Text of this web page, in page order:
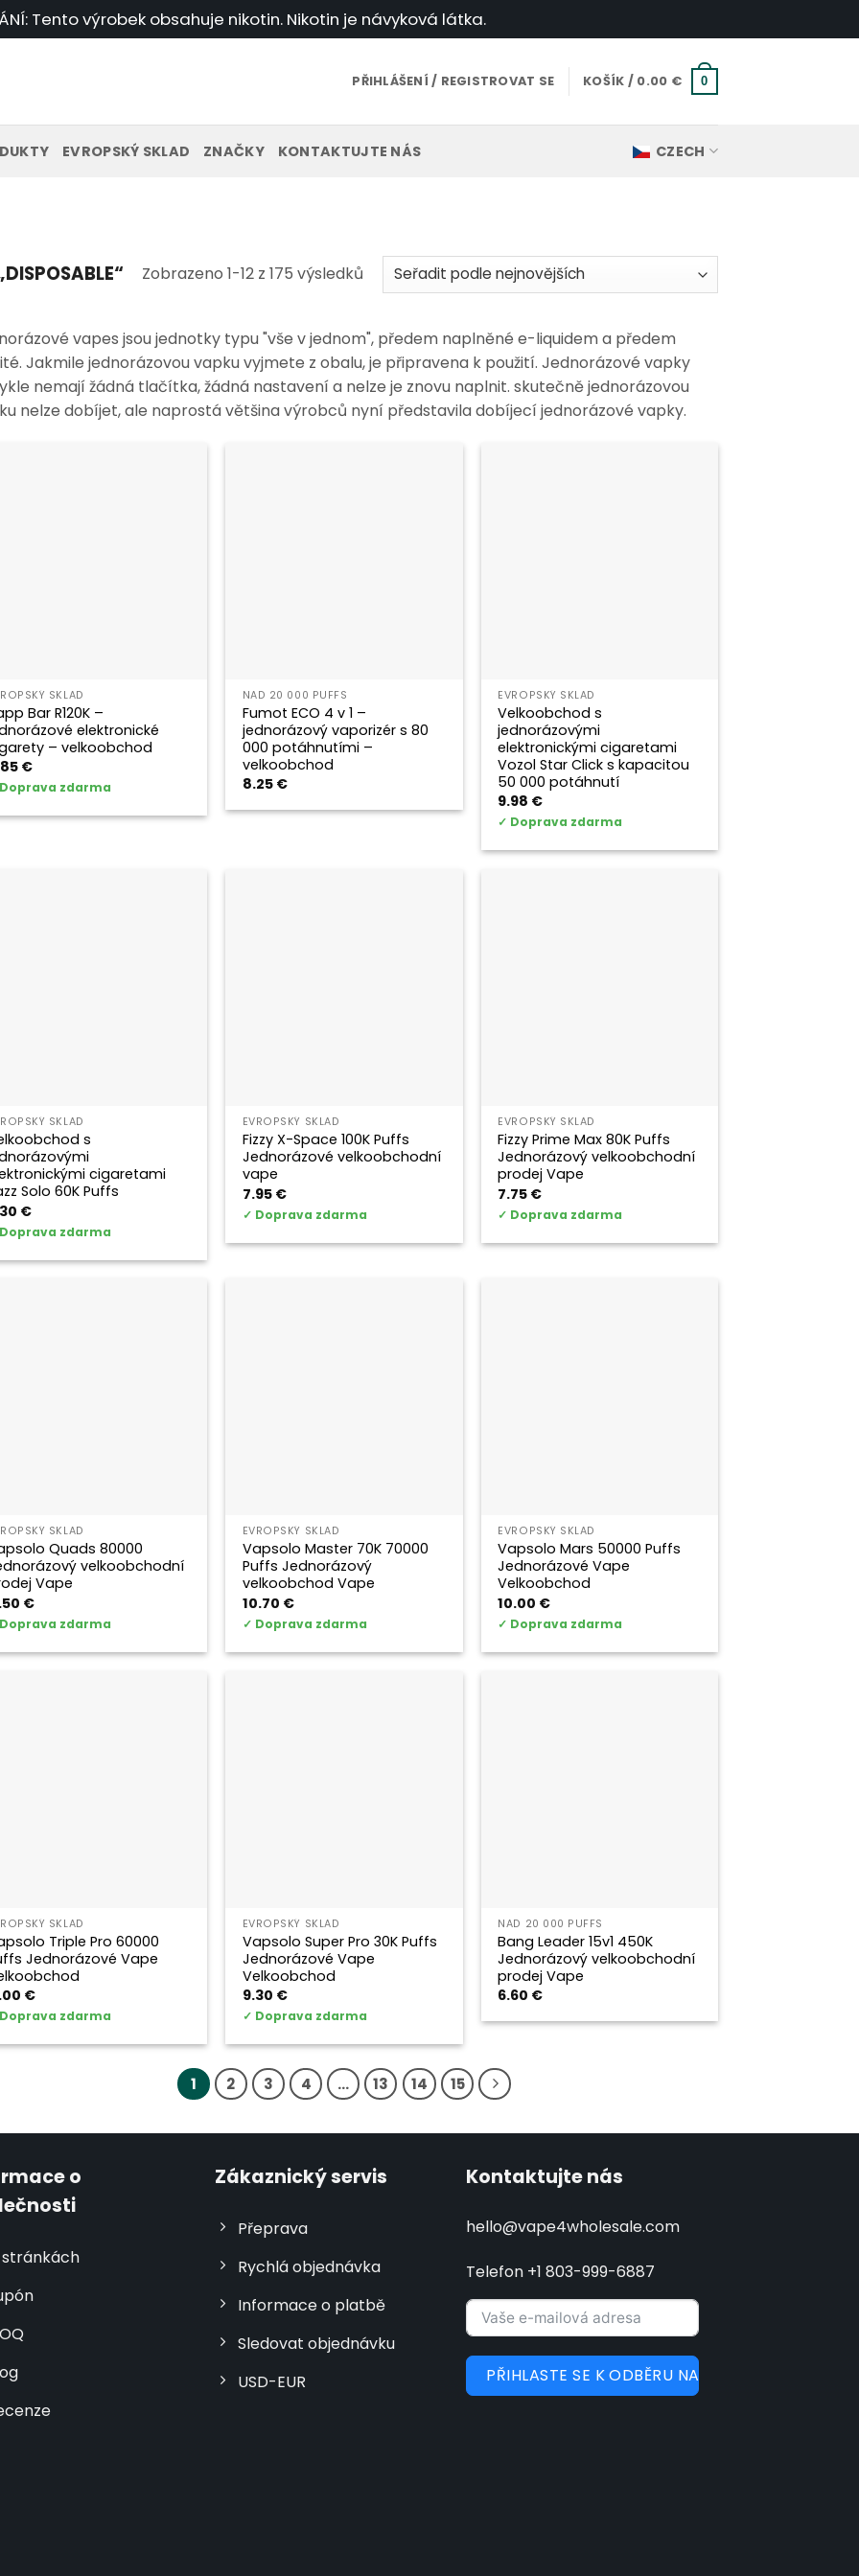
Tento výrobek obsahuje nikotin. Nikotin je návyková látka.
PŘIHLÁŠENÍ / REGISTROVAT SE KOŠÍK / 0.00 € 0
EVROPSKÝ SKLAD ZNAČKY KONTAKTUJTE NÁS CZECH
Zobrazeno 1-12 z 175 výsledkůSeřazeno
podle
vapes jsou jednotky typu "vše v jednom", předem naplněné e-liquidem a předem
Jakmile jednorázovou vapku vyjmete z obalu, je připravena k použití. Jednorázové vapky
nemají žádná tlačítka, žádná nastavení a nelze je znovu naplnit. skutečně jednorázovou
nelze dobíjet, ale naprostá většina výrobců nyní představila dobíjecí jednorázové vapky.
SKLAD
Bar R120K –
elektronické
– velkoobchod
€
Doprava zdarma
NAD 20 000 PUFFS
Fumot ECO 4 v 1 –
jednorázový vaporizér s 80
000 potáhnutími –
velkoobchod
8.25 €
EVROPSKÝ SKLAD
Velkoobchod s
jednorázovými
elektronickými cigaretami
Vozol Star Click s kapacitou
50 000 potáhnutí
9.98 €
✓ Doprava zdarma
SKLAD
s
cigaretami
Solo 60K Puffs
€
Doprava zdarma
EVROPSKÝ SKLAD
Fizzy X-Space 100K Puffs
Jednorázové velkoobchodní
vape
7.95 €
✓ Doprava zdarma
EVROPSKÝ SKLAD
Fizzy Prime Max 80K Puffs
Jednorázový velkoobchodní
prodej Vape
7.75 €
✓ Doprava zdarma
SKLAD
Quads 80000
velkoobchodní
Vape
€
Doprava zdarma
EVROPSKÝ SKLAD
Vapsolo Master 70K 70000
Puffs Jednorázový
velkoobchod Vape
10.70 €
✓ Doprava zdarma
EVROPSKÝ SKLAD
Vapsolo Mars 50000 Puffs
Jednorázové Vape
Velkoobchod
10.00 €
✓ Doprava zdarma
SKLAD
Triple Pro 60000
Jednorázové Vape
€
Doprava zdarma
EVROPSKÝ SKLAD
Vapsolo Super Pro 30K Puffs
Jednorázové Vape
Velkoobchod
9.30 €
✓ Doprava zdarma
NAD 20 000 PUFFS
Bang Leader 15v1 450K
Jednorázový velkoobchodní
prodej Vape
6.60 €
1 2 3 4 ... 13 14 15
o
stránkách
Zákaznický servis
Přeprava
Rychlá objednávka
Informace o platbě
Sledovat objednávku
USD-EUR
Kontaktujte nás
hello@vape4wholesale.com
Telefon +1 803-999-6887
PŘIHLASTE SE K ODBĚRU NA